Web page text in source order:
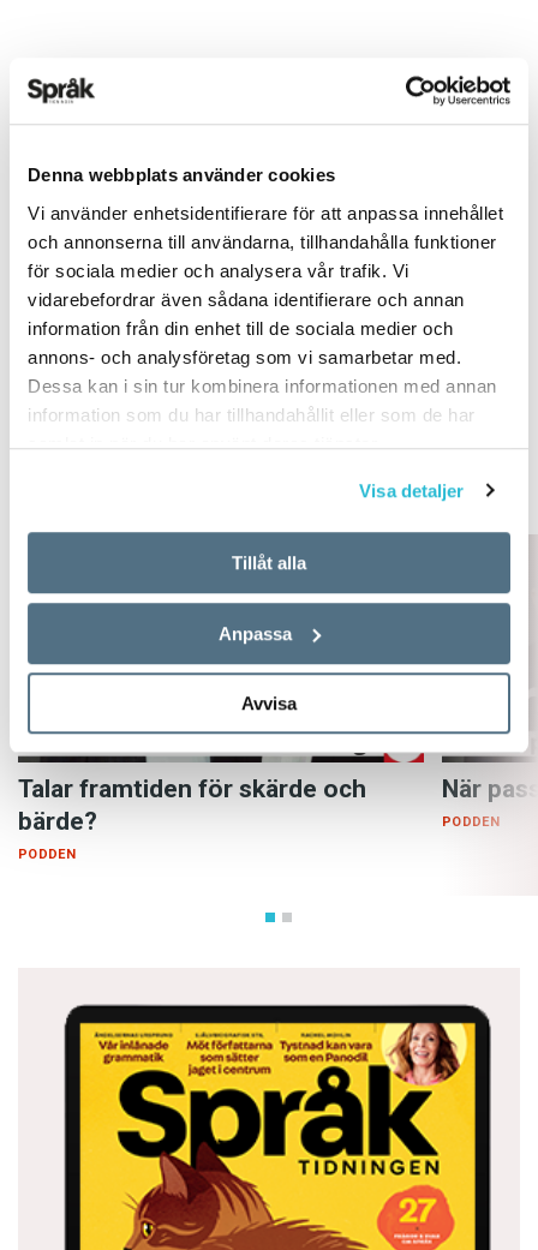
Denna webbplats använder cookies
Vi använder enhetsidentifierare för att anpassa innehållet
och annonserna till användarna, tillhandahålla funktioner
för sociala medier och analysera vår trafik. Vi
vidarebefordrar även sådana identifierare och annan
information från din enhet till de sociala medier och
annons- och analysföretag som vi samarbetar med.
Dessa kan i sin tur kombinera informationen med annan
information som du har tillhandahållit eller som de har
samlat in när du har använt deras tjänster.
Visa detaljer
Tillåt alla
Anpassa
Avvisa
Det här innehållet kräver att du accepterar cookies.
Hantera cookie-inställningar
TEXT:ANDERS SVENSSON
PUBLICERAD 2025-09-16
BILD: KAJSA GÖRANSSON
Talar framtiden för skärde och
bärde?
PODDEN
När
PODDEN